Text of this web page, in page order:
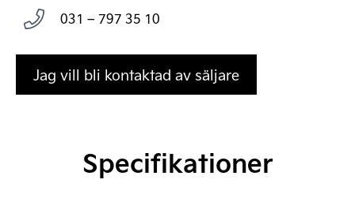
031 – 797 35 10
Jag vill bli kontaktad av säljare
Specifikationer